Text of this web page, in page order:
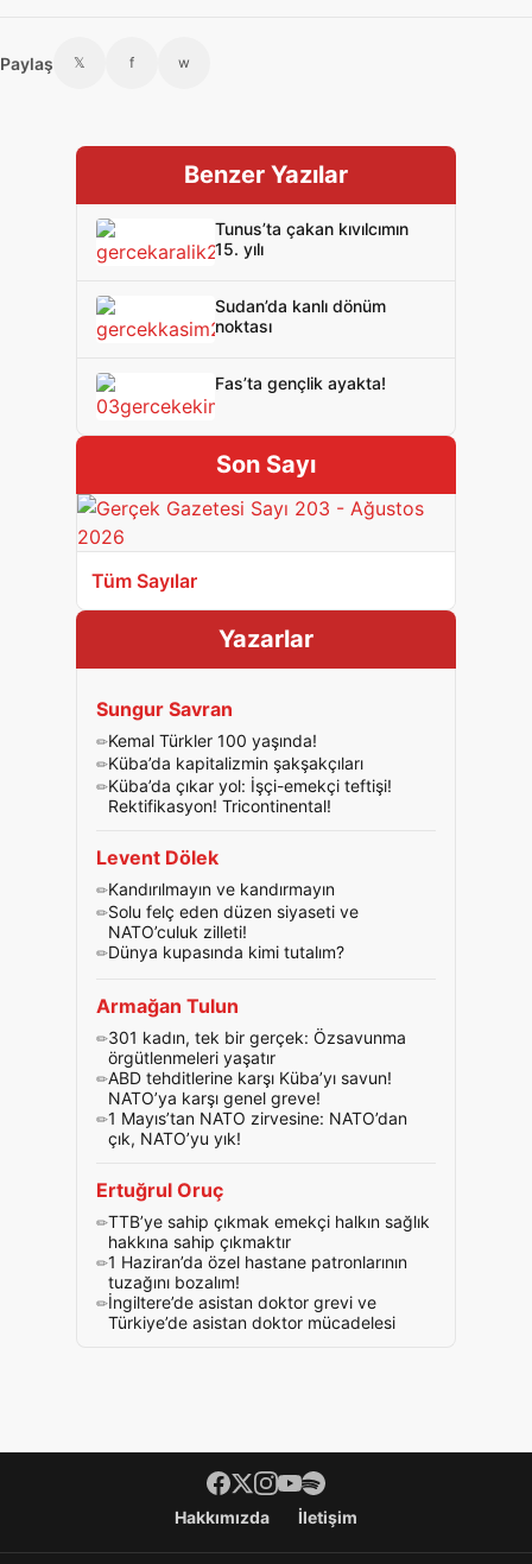
Paylaş 𝕏 f w
Benzer Yazılar
Tunus’ta çakan kıvılcımın
15. yılı
Sudan’da kanlı dönüm
noktası
Fas’ta gençlik ayakta!
Son Sayı
Tüm Sayılar
Yazarlar
Sungur Savran
Kemal Türkler 100 yaşında!
Küba’da kapitalizmin şakşakçıları
Küba’da çıkar yol: İşçi-emekçi teftişi!
Rektifikasyon! Tricontinental!
Levent Dölek
Kandırılmayın ve kandırmayın
Solu felç eden düzen siyaseti ve
NATO’culuk zilleti!
Dünya kupasında kimi tutalım?
Armağan Tulun
301 kadın, tek bir gerçek: Özsavunma
örgütlenmeleri yaşatır
ABD tehditlerine karşı Küba’yı savun!
NATO’ya karşı genel greve!
1 Mayıs’tan NATO zirvesine: NATO’dan
çık, NATO’yu yık!
Ertuğrul Oruç
TTB’ye sahip çıkmak emekçi halkın sağlık
hakkına sahip çıkmaktır
1 Haziran’da özel hastane patronlarının
tuzağını bozalım!
İngiltere’de asistan doktor grevi ve
Türkiye’de asistan doktor mücadelesi
Footer menüHakkımızda İletişim